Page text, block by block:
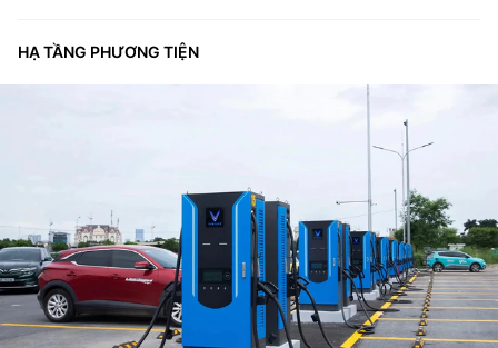
HẠ TẦNG PHƯƠNG TIỆN